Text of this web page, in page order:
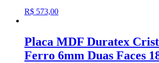
R$ 573,00
Placa MDF Duratex
Ferro 6mm Duas Faces